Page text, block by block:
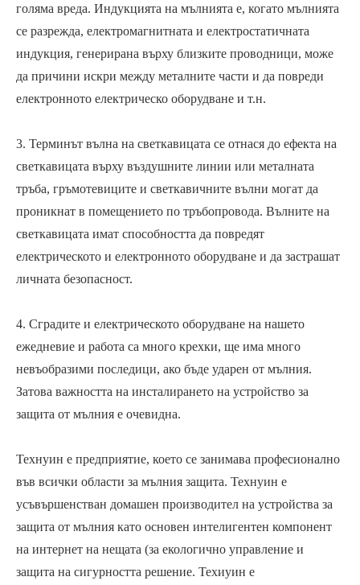
голяма вреда. Индукцията на мълнията е, когато мълнията
се разрежда, електромагнитната и електростатичната
индукция, генерирана върху близките проводници, може
да причини искри между металните части и да повреди
електронното електрическо оборудване и т.н.
3. Терминът вълна на светкавицата се отнася до ефекта на
светкавицата върху въздушните линии или металната
тръба, гръмотевиците и светкавичните вълни могат да
проникнат в помещението по тръбопровода. Вълните на
светкавицата имат способността да повредят
електрическото и електронното оборудване и да застрашат
личната безопасност.
4. Сградите и електрическото оборудване на нашето
ежедневие и работа са много крехки, ще има много
невъобразими последици, ако бъде ударен от мълния.
Затова важността на инсталирането на устройство за
защита от мълния е очевидна.
Технуин е предприятие, което се занимава професионално
във всички области за мълния защита. Технуин е
усъвършенстван домашен производител на устройства за
защита от мълния като основен интелигентен компонент
на интернет на нещата (за екологично управление и
защита на сигурността решение. Техиуин е